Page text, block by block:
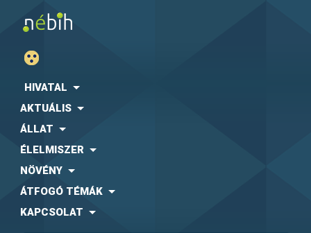
HIVATAL
AKTUÁLIS
ÁLLAT
ÉLELMISZER
NÖVÉNY
ÁTFOGÓ TÉMÁK
KAPCSOLAT